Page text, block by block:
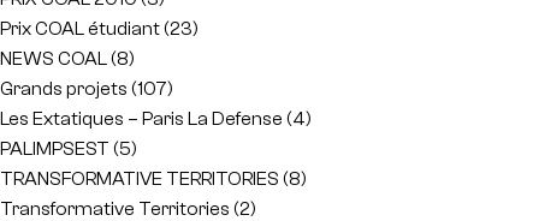
Prix COAL étudiant(23)
NEWS COAL(8)
Grands projets (107)
Les Extatiques – Paris La Defense (4)
PALIMPSEST (5)
TRANSFORMATIVE TERRITORIES (8)
Transformative Territories (2)